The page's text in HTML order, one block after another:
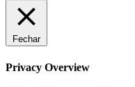
Fechar
Privacy Overview